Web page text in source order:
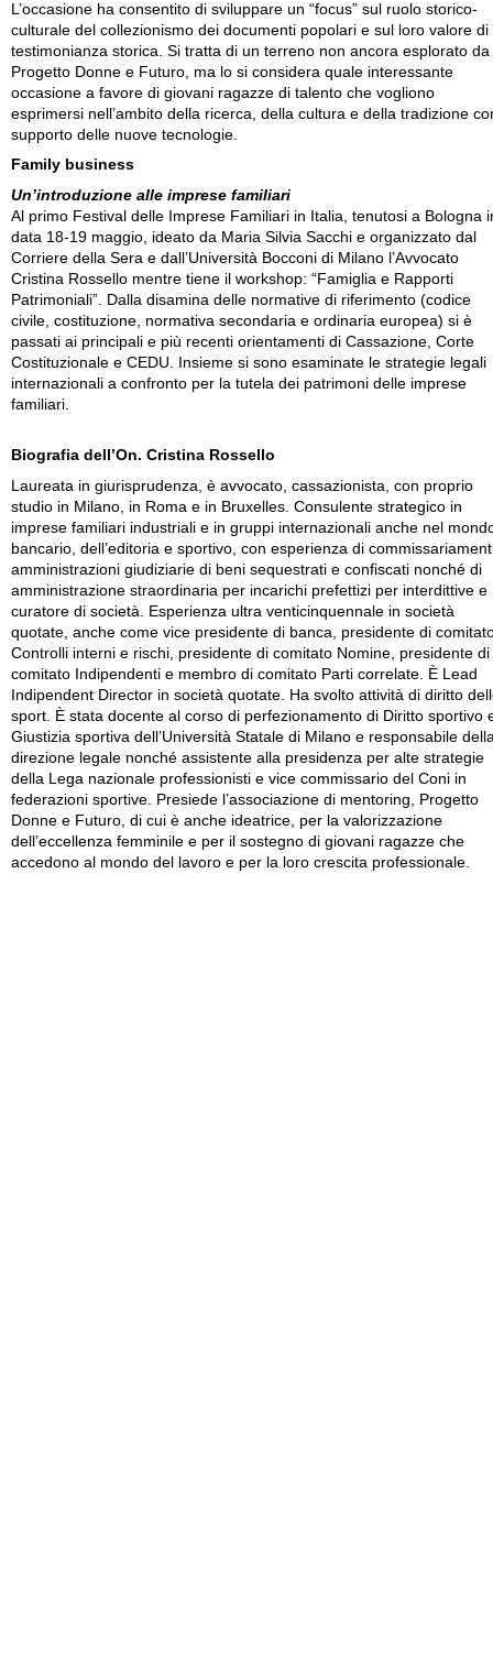
L’occasione ha consentito di sviluppare un “focus” sul ruolo storico-
culturale del collezionismo dei documenti popolari e sul loro valore di
testimonianza storica. Si tratta di un terreno non ancora esplorato da
Progetto Donne e Futuro, ma lo si considera quale interessante
occasione a favore di giovani ragazze di talento che vogliono
esprimersi nell’ambito della ricerca, della cultura e della tradizione
supporto delle nuove tecnologie.
Family business
Un’introduzione alle imprese familiari
Al primo Festival delle Imprese Familiari in Italia, tenutosi a Bologna
data 18-19 maggio, ideato da Maria Silvia Sacchi e organizzato dal
Corriere della Sera e dall’Università Bocconi di Milano l’Avvocato
Cristina Rossello mentre tiene il workshop: “Famiglia e Rapporti
Patrimoniali”. Dalla disamina delle normative di riferimento (codice
civile, costituzione, normativa secondaria e ordinaria europea) si è
passati ai principali e più recenti orientamenti di Cassazione, Corte
Costituzionale e CEDU. Insieme si sono esaminate le strategie legali
internazionali a confronto per la tutela dei patrimoni delle imprese
familiari.
Biografia dell’On. Cristina Rossello
Laureata in giurisprudenza, è avvocato, cassazionista, con proprio
studio in Milano, in Roma e in Bruxelles. Consulente strategico in
imprese familiari industriali e in gruppi internazionali anche nel
bancario, dell’editoria e sportivo, con esperienza di
amministrazioni giudiziarie di beni sequestrati e confiscati nonché di
amministrazione straordinaria per incarichi prefettizi per interdittive e
curatore di società. Esperienza ultra venticinquennale in società
quotate, anche come vice presidente di banca, presidente di
Controlli interni e rischi, presidente di comitato Nomine, presidente di
comitato Indipendenti e membro di comitato Parti correlate. È Lead
Indipendent Director in società quotate. Ha svolto attività di diritto
sport. È stata docente al corso di perfezionamento di Diritto sportivo
Giustizia sportiva dell’Università Statale di Milano e responsabile
direzione legale nonché assistente alla presidenza per alte strategie
della Lega nazionale professionisti e vice commissario del Coni in
federazioni sportive. Presiede l’associazione di mentoring, Progetto
Donne e Futuro, di cui è anche ideatrice, per la valorizzazione
dell’eccellenza femminile e per il sostegno di giovani ragazze che
accedono al mondo del lavoro e per la loro crescita professionale.